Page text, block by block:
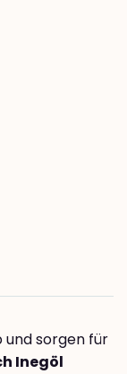
und sorgen für
Inegöl